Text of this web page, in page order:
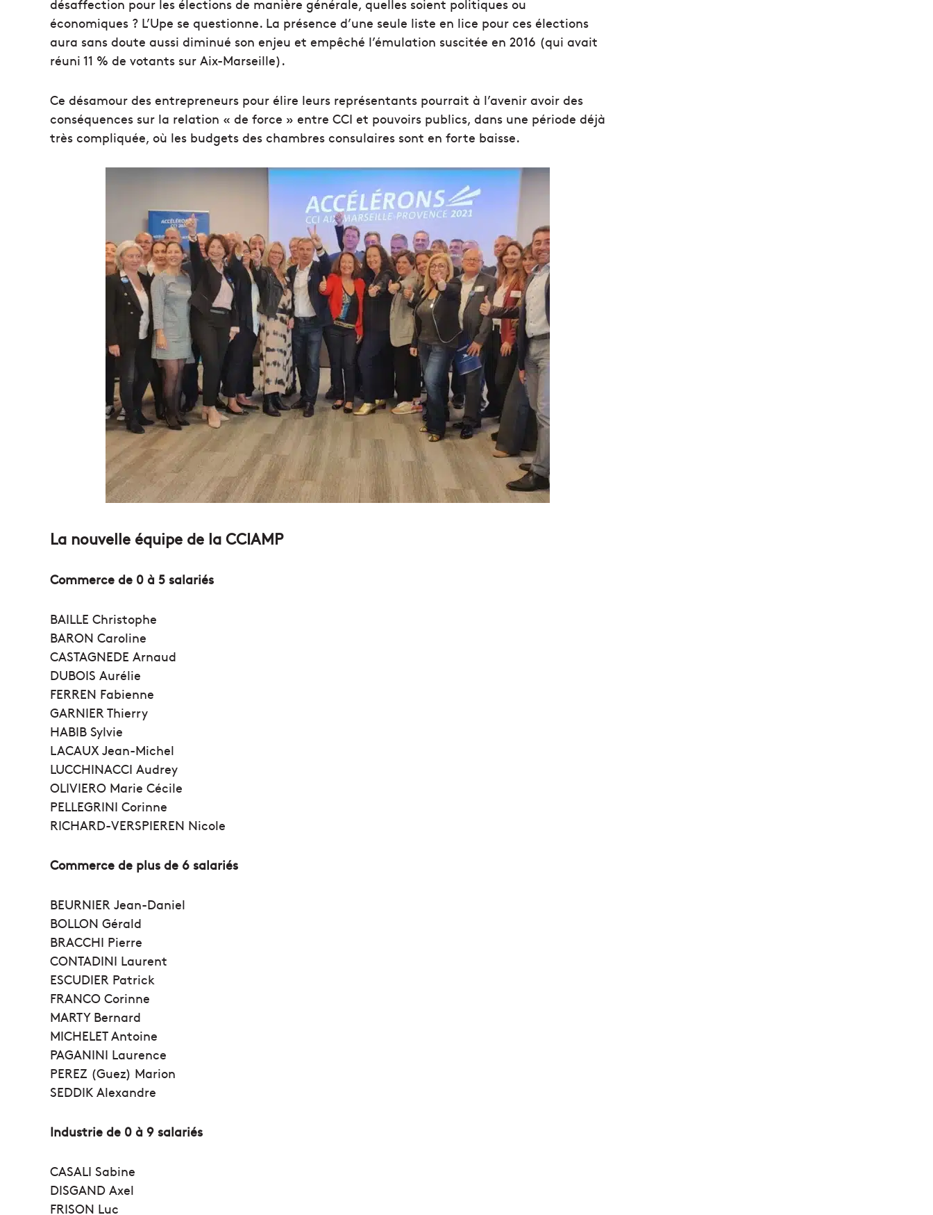
désaffection pour les élections de manière générale, quelles soient politiques ou
économiques ? L’Upe se questionne. La présence d’une seule liste en lice pour ces élections
aura sans doute aussi diminué son enjeu et empêché l’émulation suscitée en 2016 (qui avait
réuni 11 % de votants sur Aix-Marseille).
Ce désamour des entrepreneurs pour élire leurs représentants pourrait à l’avenir avoir des
conséquences sur la relation « de force » entre CCI et pouvoirs publics, dans une période déjà
très compliquée, où les budgets des chambres consulaires sont en forte baisse.
La nouvelle équipe de la CCIAMP
Commerce de 0 à 5 salariés
BAILLE Christophe
BARON Caroline
CASTAGNEDE Arnaud
DUBOIS Aurélie
FERREN Fabienne
GARNIER Thierry
HABIB Sylvie
LACAUX Jean-Michel
LUCCHINACCI Audrey
OLIVIERO Marie Cécile
PELLEGRINI Corinne
RICHARD-VERSPIEREN Nicole
Commerce de plus de 6 salariés
BEURNIER Jean-Daniel
BOLLON Gérald
BRACCHI Pierre
CONTADINI Laurent
ESCUDIER Patrick
FRANCO Corinne
MARTY Bernard
MICHELET Antoine
PAGANINI Laurence
PEREZ (Guez) Marion
SEDDIK Alexandre
Industrie de 0 à 9 salariés
CASALI Sabine
DISGAND Axel
FRISON Luc